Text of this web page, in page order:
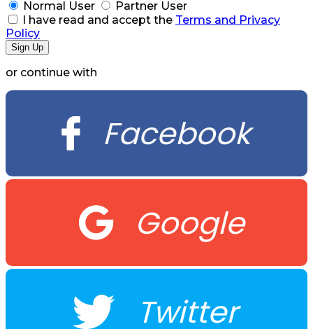
Normal User
Partner User
I have read and accept the Terms and Privacy
Policy
or continue with
Facebook
Google
Twitter